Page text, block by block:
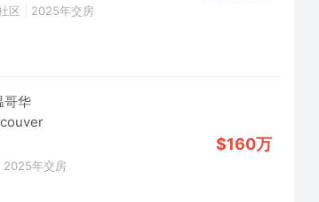
区
2025年交房
哥华
$160万
2025年交房